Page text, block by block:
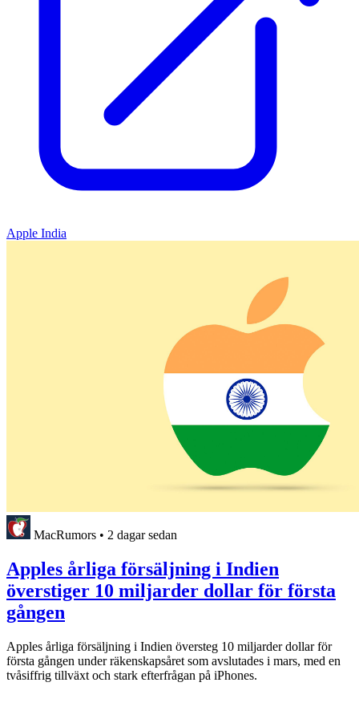
Apple India
MacRumors • 2 dagar sedan
Apples årliga försäljning i Indien
överstiger 10 miljarder dollar för första
gången
Apples årliga försäljning i Indien översteg 10 miljarder dollar för
första gången under räkenskapsåret som avslutades i mars, med en
tvåsiffrig tillväxt och stark efterfrågan på iPhones.